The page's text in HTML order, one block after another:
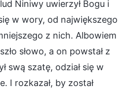
Niniwy uwierzył Bogu i
w wory, od największego
z nich. Albowiem
słowo, a on powstał z
swą szatę, odział się w
I rozkazał, by został